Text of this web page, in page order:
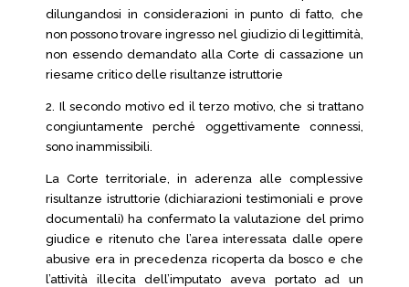
dilungandosi in considerazioni in punto di fatto, che
non possono trovare ingresso nel giudizio di legittimità,
non essendo demandato alla Corte di cassazione un
riesame critico delle risultanze istruttorie
2. Il secondo motivo ed il terzo motivo, che si trattano
congiuntamente perché oggettivamente connessi,
sono inammissibili.
La Corte territoriale, in aderenza alle complessive
risultanze istruttorie (dichiarazioni testimoniali e prove
documentali) ha confermato la valutazione del primo
giudice e ritenuto che l’area interessata dalle opere
abusive era in precedenza ricoperta da bosco e che
l’attività illecita dell’imputato aveva portato ad un